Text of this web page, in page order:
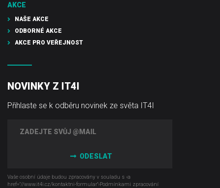
AKCE
NAŠE AKCE
ODBORNÉ AKCE
AKCE PRO VEŘEJNOST
NOVINKY Z IT4I
Přihlaste se k odběru novinek ze světa IT4I
ODESLAT
Vaše osobní údaje budou zpracovány v souladu s ‹a
href="//www.it4i­.cz/kontaktni-formular"›Podmínkami zpracování